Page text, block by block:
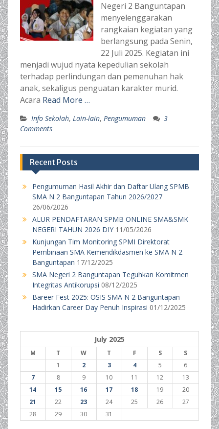
Negeri 2 Banguntapan
menyelenggarakan
rangkaian kegiatan yang
berlangsung pada Senin,
22 Juli 2025. Kegiatan ini
menjadi wujud nyata kepedulian sekolah
terhadap perlindungan dan pemenuhan hak
anak, sekaligus penguatan karakter murid.
Acara Read More …
Info Sekolah, Lain-lain, Pengumuman
3
Comments
Recent Posts
Pengumuman Hasil Akhir dan Daftar Ulang SPMB
SMA N 2 Banguntapan Tahun 2026/2027
26/06/2026
ALUR PENDAFTARAN SPMB ONLINE SMA&SMK
NEGERI TAHUN 2026 DIY 11/05/2026
Kunjungan Tim Monitoring SPMI Direktorat
Pembinaan SMA Kemendikdasmen ke SMA N 2
Banguntapan 17/12/2025
SMA Negeri 2 Banguntapan Teguhkan Komitmen
Integritas Antikorupsi 08/12/2025
Bareer Fest 2025: OSIS SMA N 2 Banguntapan
Hadirkan Career Day Penuh Inspirasi 01/12/2025
July 2025
M T W T F S
S
1
2 3 4 5
6
7
8 9 10 11 12
13
14
15 16 17 18 19
20
21
22 23 24 25 26
27
28
29 30 31